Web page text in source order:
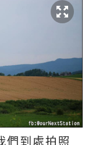
們到處拍照